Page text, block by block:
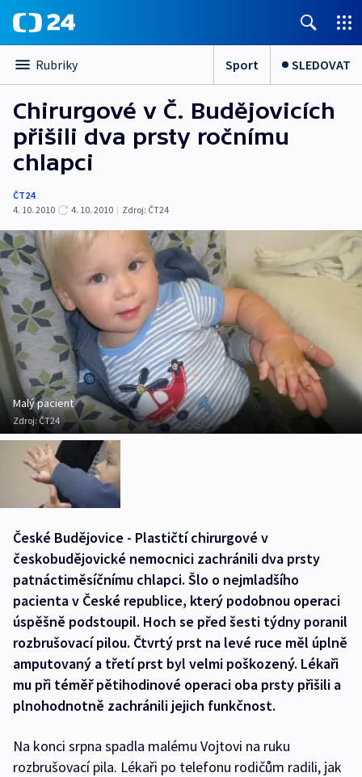
Rubriky Sport SLEDOVAT
Chirurgové v Č. Budějovicích
přišili dva prsty ročnímu
chlapci
ČT24
4. 10. 2010
4. 10. 2010 | Zdroj: ČT24
Malý pacient
Zdroj: ČT24
České Budějovice - Plastičtí chirurgové v
českobudějovické nemocnici zachránili dva prsty
patnáctiměsíčnímu chlapci. Šlo o nejmladšího
pacienta v České republice, který podobnou operaci
úspěšně podstoupil. Hoch se před šesti týdny poranil
rozbrušovací pilou. Čtvrtý prst na levé ruce měl úplně
amputovaný a třetí prst byl velmi poškozený. Lékaři
mu při téměř pětihodinové operaci oba prsty přišili a
plnohodnotně zachránili jejich funkčnost.
Na konci srpna spadla malému Vojtovi na ruku
rozbrušovací pila. Lékaři po telefonu rodičům radili, jak